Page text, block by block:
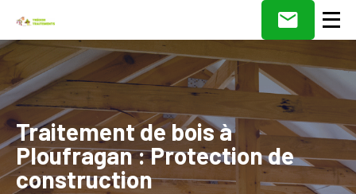
Traitement de bois à
Ploufragan : Protection de
construction